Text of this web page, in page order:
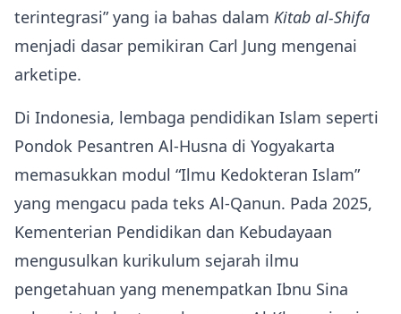
terintegrasi” yang ia bahas dalam Kitab al‑Shifa
menjadi dasar pemikiran Carl Jung mengenai
arketipe.
Di Indonesia, lembaga pendidikan Islam seperti
Pondok Pesantren Al‑Husna di Yogyakarta
memasukkan modul “Ilmu Kedokteran Islam”
yang mengacu pada teks Al‑Qanun. Pada 2025,
Kementerian Pendidikan dan Kebudayaan
mengusulkan kurikulum sejarah ilmu
pengetahuan yang menempatkan Ibnu Sina